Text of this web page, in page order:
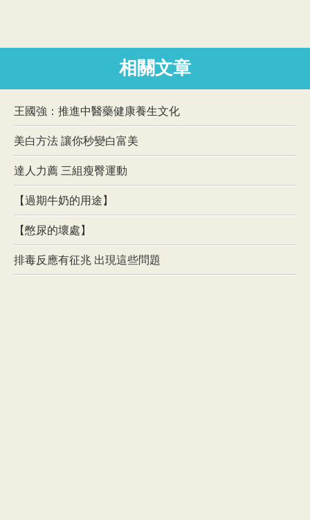
相關文章
王國強：推進中醫藥健康養生文化
美白方法 讓你秒變白富美
達人力薦 三組瘦臀運動
【過期牛奶的用途】
【憋尿的壞處】
排毒反應有征兆 出現這些問題